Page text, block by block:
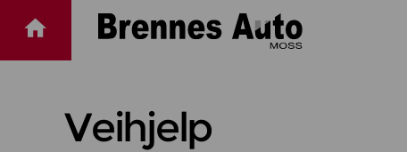
Veihjelp